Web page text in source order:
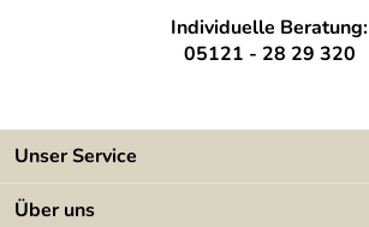
Individuelle Beratung:
05121 - 28 29 320
Unser Service
Kontakt
Über uns